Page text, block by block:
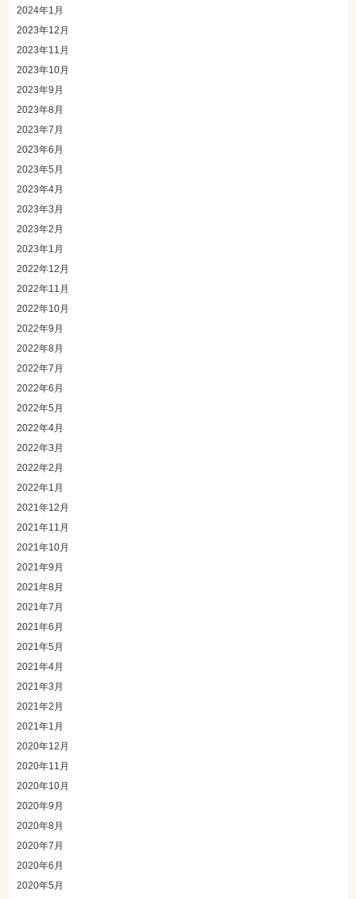
2024年1月
2023年12月
2023年11月
2023年10月
2023年9月
2023年8月
2023年7月
2023年6月
2023年5月
2023年4月
2023年3月
2023年2月
2023年1月
2022年12月
2022年11月
2022年10月
2022年9月
2022年8月
2022年7月
2022年6月
2022年5月
2022年4月
2022年3月
2022年2月
2022年1月
2021年12月
2021年11月
2021年10月
2021年9月
2021年8月
2021年7月
2021年6月
2021年5月
2021年4月
2021年3月
2021年2月
2021年1月
2020年12月
2020年11月
2020年10月
2020年9月
2020年8月
2020年7月
2020年6月
2020年5月